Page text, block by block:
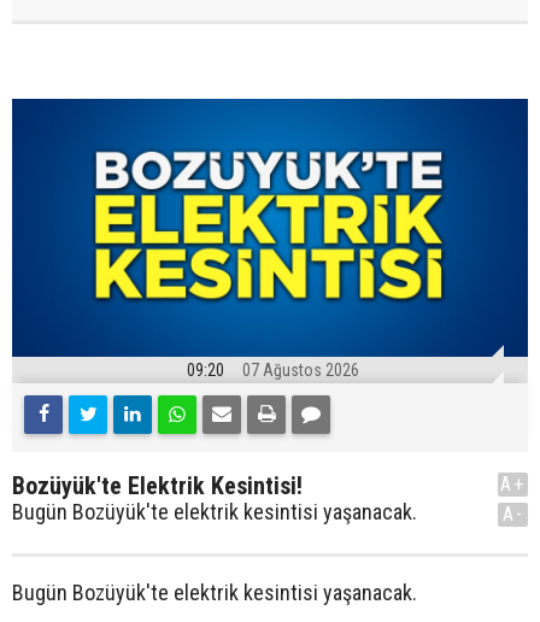
09:20 07 Ağustos 2026
Bozüyük'te Elektrik Kesintisi!
Bugün Bozüyük'te elektrik kesintisi yaşanacak.
A+
A-
Bugün Bozüyük'te elektrik kesintisi yaşanacak.